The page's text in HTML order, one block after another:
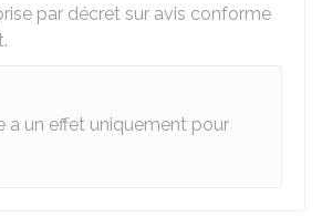
par décret sur avis conforme
a un effet uniquement pour